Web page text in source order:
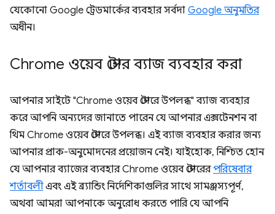
যেকোনো Google ট্রেডমার্কের ব্যবহার সর্বদা Google অনুমতির
অধীন।
Chrome ওয়েব স্টোর ব্যাজ ব্যবহার করা
আপনার সাইটে "Chrome ওয়েব স্টোরে উপলব্ধ" ব্যাজ ব্যবহার
করে আপনি অন্যদের জানাতে পারেন যে আপনার এক্সটেনশন বা
থিম Chrome ওয়েব স্টোরে উপলব্ধ। এই ব্যাজ ব্যবহার করার জন্য
আপনার প্রাক-অনুমোদনের প্রয়োজন নেই। যাইহোক, নিশ্চিত হোন
যে আপনার ব্যাজের ব্যবহার Chrome ওয়েব স্টোরেরপরিষেবার
শর্তাবলীএবং এই ব্র্যান্ডিং নির্দেশিকাগুলির সাথে সামঞ্জস্যপূর্ণ,
অথবা আমরা আপনাকে অনুরোধ করতে পারি যে আপনি